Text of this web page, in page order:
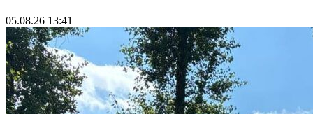
05.08.26 13:41